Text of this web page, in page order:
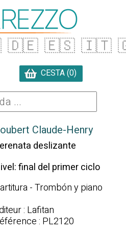
🇩🇪 🇪🇸 🇮🇹
CESTA (0)
Claude-Henry
deslizante
final del primer ciclo
- Trombón y piano
: Lafitan
: PL2120